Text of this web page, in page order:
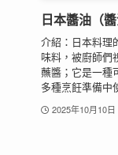
日本醬油（
介紹：日本料理
味料，被廚師們
蘸醬；它是一種
多種烹飪準備中
2025年10月10日